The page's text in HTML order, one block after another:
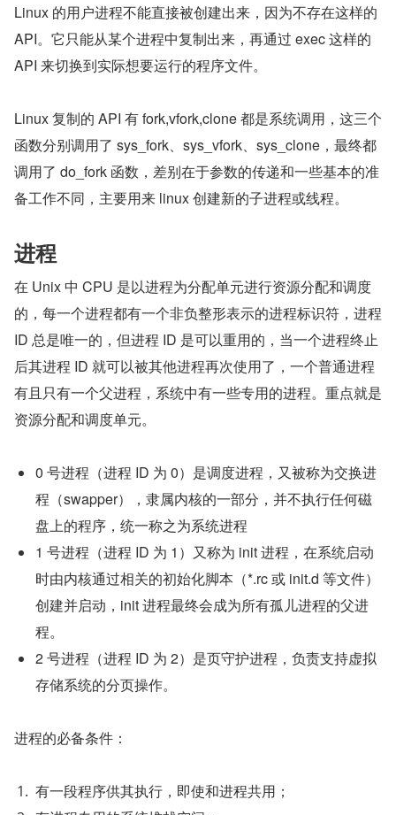
Linux 的用户进程不能直接被创建出来，因为不存在这样的
API。它只能从某个进程中复制出来，再通过 exec 这样的
API 来切换到实际想要运行的程序文件。
Linux 复制的 API 有 fork,vfork,clone 都是系统调用，这三个
函数分别调用了 sys_fork、sys_vfork、sys_clone，最终都
调用了 do_fork 函数，差别在于参数的传递和一些基本的准
备工作不同，主要用来 linux 创建新的子进程或线程。
进程
在 Unix 中 CPU 是以进程为分配单元进行资源分配和调度
的，每一个进程都有一个非负整形表示的进程标识符，进程
ID 总是唯一的，但进程 ID 是可以重用的，当一个进程终止
后其进程 ID 就可以被其他进程再次使用了，一个普通进程
有且只有一个父进程，系统中有一些专用的进程。重点就是
资源分配和调度单元。
0 号进程（进程 ID 为 0）是调度进程，又被称为交换进
程（swapper），隶属内核的一部分，并不执行任何磁
盘上的程序，统一称之为系统进程
1 号进程（进程 ID 为 1）又称为 init 进程，在系统启动
时由内核通过相关的初始化脚本（*.rc 或 init.d 等文件）
创建并启动，init 进程最终会成为所有孤儿进程的父进
程。
2 号进程（进程 ID 为 2）是页守护进程，负责支持虚拟
存储系统的分页操作。
进程的必备条件：
有一段程序供其执行，即使和进程共用；